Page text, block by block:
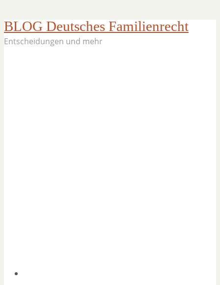
BLOG Deutsches Familienrecht
Entscheidungen und mehr